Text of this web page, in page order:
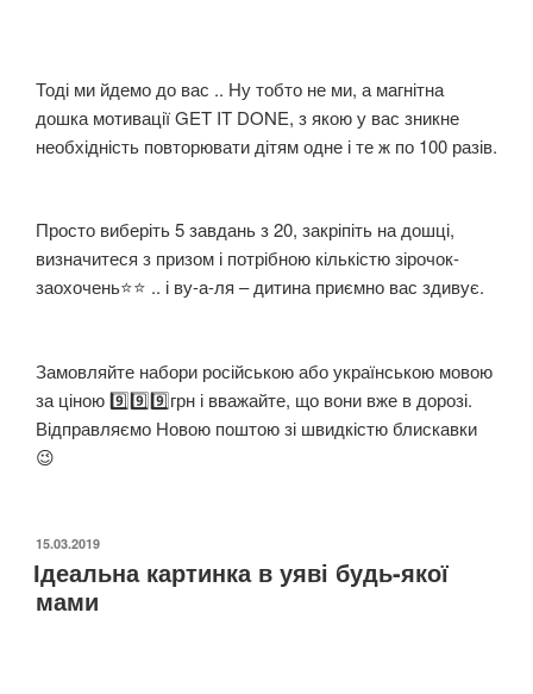
Тоді ми йдемо до вас .. Ну тобто не ми, а магнітна
дошка мотивації GET IT DONE, з якою у вас зникне
необхідність повторювати дітям одне і те ж по 100 разів.
Просто виберіть 5 завдань з 20, закріпіть на дошці,
визначитеся з призом і потрібною кількістю зірочок-
заохочень⭐️⭐️ .. і ву-а-ля – дитина приємно вас здивує.
Замовляйте набори російською або українською мовою
за ціною 9️⃣9️⃣9️⃣грн і вважайте, що вони вже в дорозі.
Відправляємо Новою поштою зі швидкістю блискавки
😉
ОПУБЛІКОВАНО
15.03.2019
Ідеальна картинка в уяві будь-якої
мами